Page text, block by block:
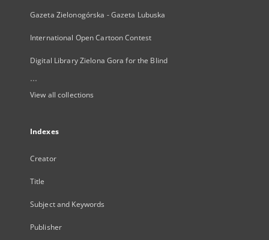
Gazeta Zielonogórska - Gazeta Lubuska
International Open Cartoon Contest
Digital Library Zielona Gora for the Blind
...
View all collections
Indexes
Creator
Title
Subject and Keywords
Publisher